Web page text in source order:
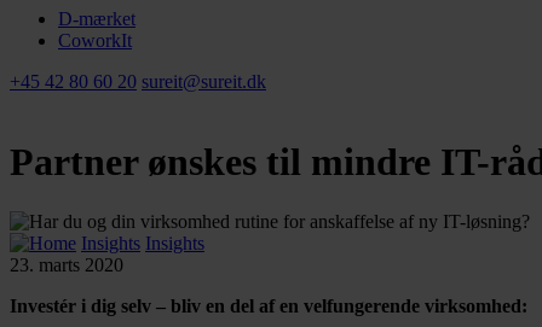
D-mærket
CoworkIt
+45 42 80 60 20 sureit@sureit.dk
Partner ønskes til mindre IT-
Insights Insights
23. marts 2020
Investér i dig selv – bliv en del af en velfungerende virksomhed: